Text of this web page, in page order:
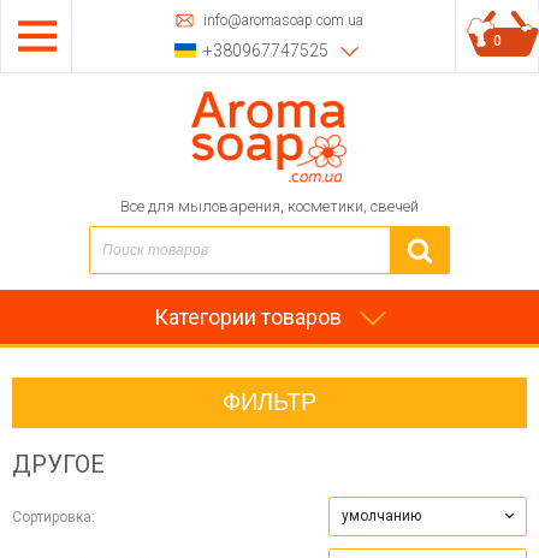
info@aromasoap.com.ua
+380967747525
Все для мыловарения, косметики, свечей
0
Категории товаров
ФИЛЬТР
ДРУГОЕ
Сортировка: умолчанию